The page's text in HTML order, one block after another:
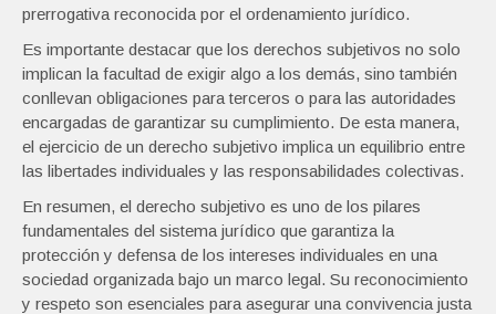
prerrogativa reconocida por el ordenamiento jurídico.
Es importante destacar que los derechos subjetivos no solo
implican la facultad de exigir algo a los demás, sino también
conllevan obligaciones para terceros o para las autoridades
encargadas de garantizar su cumplimiento. De esta manera,
el ejercicio de un derecho subjetivo implica un equilibrio entre
las libertades individuales y las responsabilidades colectivas.
En resumen, el derecho subjetivo es uno de los pilares
fundamentales del sistema jurídico que garantiza la
protección y defensa de los intereses individuales en una
sociedad organizada bajo un marco legal. Su reconocimiento
y respeto son esenciales para asegurar una convivencia justa